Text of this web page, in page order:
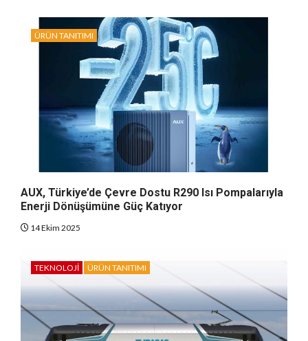
ÜRÜN TANITIMI
AUX, Türkiye’de Çevre Dostu R290 Isı Pompalarıyla
Enerji Dönüşümüne Güç Katıyor
14 Ekim 2025
TEKNOLOJI ÜRÜN TANITIMI